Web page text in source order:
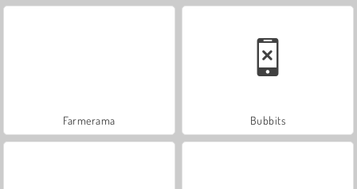
Farmerama Bubbits